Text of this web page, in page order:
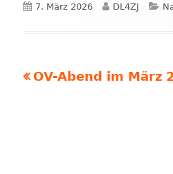
Veröffentlicht
7. März 2026 Autor
DL4ZJ
Vorheriger
OV-Abend im März